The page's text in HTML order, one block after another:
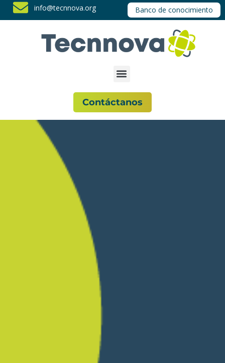
info@tecnnova.org Banco de conocimiento
Contáctanos